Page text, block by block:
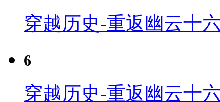
穿越历史-重返幽云十
6
穿越历史-重返幽云十